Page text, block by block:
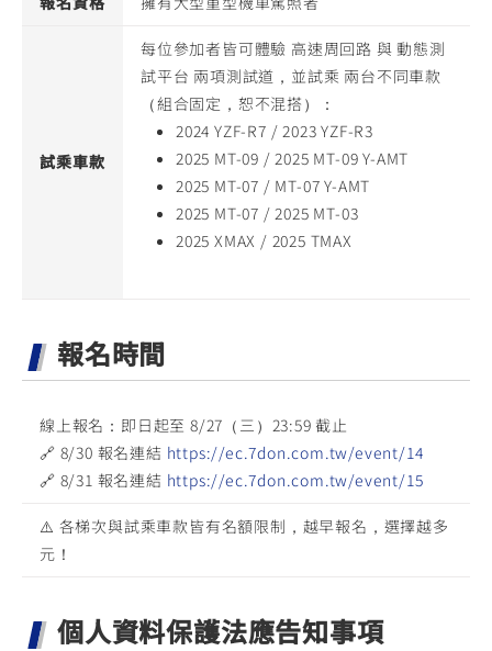
試乘車款
每位參加者皆可體驗 高速周回路 與 動態測
試平台 兩項測試道，並試乘 兩台不同車款
（組合固定，恕不混搭）：
2024 YZF-R7 / 2023 YZF-R3
2025 MT-09 / 2025 MT-09 Y-AMT
2025 MT-07 / MT-07 Y-AMT
2025 MT-07 / 2025 MT-03
2025 XMAX / 2025 TMAX
報名時間
線上報名：即日起至 8/27（三）23:59 截止
🔗 8/30 報名連結 https://ec.7don.com.tw/event/14
🔗 8/31 報名連結 https://ec.7don.com.tw/event/15
⚠️ 各梯次與試乘車款皆有名額限制，越早報名，選擇越多
元！
個人資料保護法應告知事項